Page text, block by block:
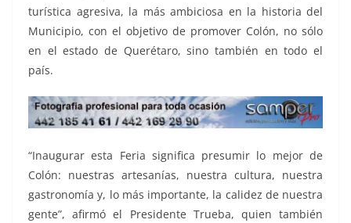
turística agresiva, la más ambiciosa en la historia del
Municipio, con el objetivo de promover Colón, no sólo
en el estado de Querétaro, sino también en todo el
país.
“Inaugurar esta Feria significa presumir lo mejor de
Colón: nuestras artesanías, nuestra cultura, nuestra
gastronomía y, lo más importante, la calidez de nuestra
gente”, afirmó el Presidente Trueba, quien también